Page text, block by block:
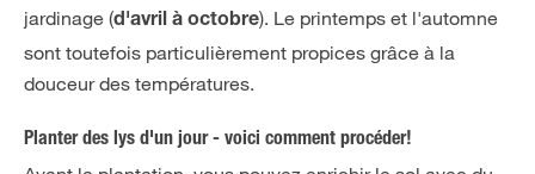
jardinage (d'avril à octobre). Le printemps et l'automne
sont toutefois particulièrement propices grâce à la
douceur des températures.
Planter des lys d'un jour - voici comment procéder!